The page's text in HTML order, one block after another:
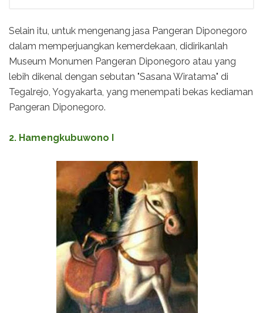
Selain itu, untuk mengenang jasa Pangeran Diponegoro
dalam memperjuangkan kemerdekaan, didirikanlah
Museum Monumen Pangeran Diponegoro atau yang
lebih dikenal dengan sebutan "Sasana Wiratama" di
Tegalrejo, Yogyakarta, yang menempati bekas kediaman
Pangeran Diponegoro.
2. Hamengkubuwono I